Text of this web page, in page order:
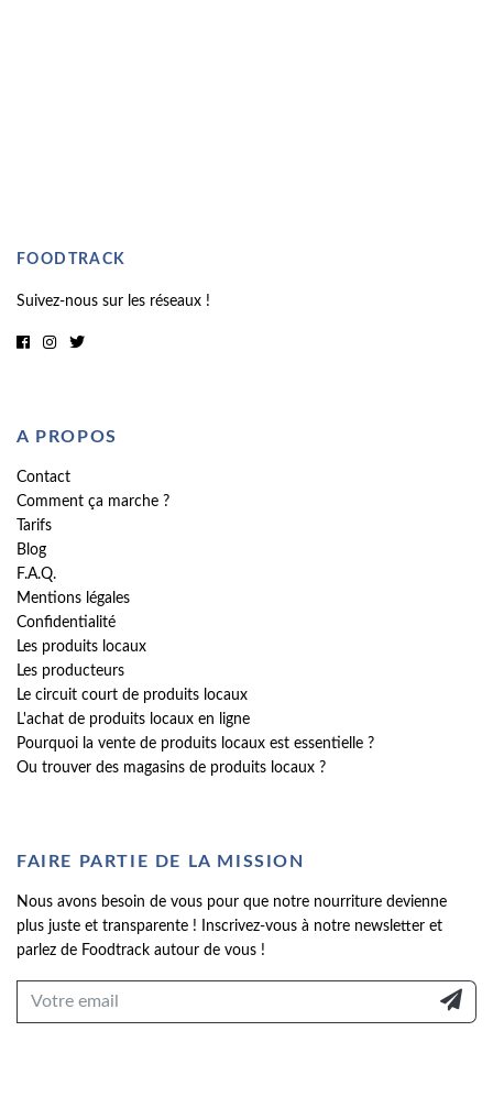
FOODTRACK
Suivez-nous sur les réseaux !
A PROPOS
Contact
Comment ça marche ?
Tarifs
Blog
F.A.Q.
Mentions légales
Confidentialité
Les produits locaux
Les producteurs
Le circuit court de produits locaux
L'achat de produits locaux en ligne
Pourquoi la vente de produits locaux est essentielle ?
Ou trouver des magasins de produits locaux ?
FAIRE PARTIE DE LA MISSION
Nous avons besoin de vous pour que notre nourriture devienne
plus juste et transparente ! Inscrivez-vous à notre newsletter et
parlez de Foodtrack autour de vous !